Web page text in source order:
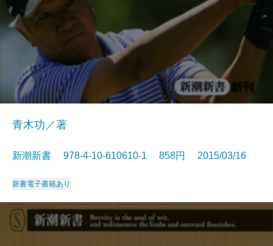
青木功／著
新潮新書 978-4-10-610610-1 858円 2015/03/16
新書電子書籍あり